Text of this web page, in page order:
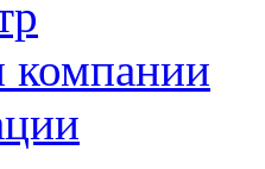
компании